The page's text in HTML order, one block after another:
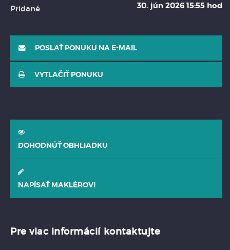
Pridané 30. jún 2026 15:55 hod
POSLAŤ PONUKU NA E-MAIL
VYTLAČIŤ PONUKU
DOHODNÚŤ OBHLIADKU
NAPÍSAŤ MAKLÉROVI
Pre viac informácií kontaktujte